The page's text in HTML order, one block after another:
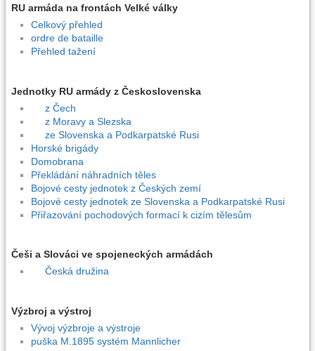
RU armáda na frontách Velké války
Celkový přehled
ordre de bataille
Přehled tažení
Jednotky RU armády z Československa
z Čech
z Moravy a Slezska
ze Slovenska a Podkarpatské Rusi
Horské brigády
Domobrana
Překládání náhradních těles
Bojové cesty jednotek z Českých zemí
Bojové cesty jednotek ze Slovenska a Podkarpatské Rusi
Přiřazování pochodových formací k cizím tělesům
Češi a Slováci ve spojeneckých armádách
Česká družina
Výzbroj a výstroj
Vývoj výzbroje a výstroje
puška M.1895 systém Mannlicher